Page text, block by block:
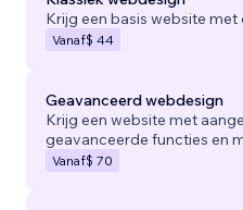
Krijg een basis website met
Vanaf$ 44
Geavanceerd webdesign
Krijg een website met
geavanceerde functies en
Vanaf$ 70